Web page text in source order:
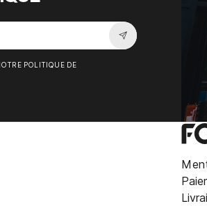
Souscrire à la
POLITIQUE DE